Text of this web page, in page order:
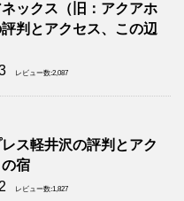
ックス（旧：アクアホ
判とアクセス、この辺
レビュー数:2,087
ス軽井沢の評判とアク
宿
レビュー数:1,827